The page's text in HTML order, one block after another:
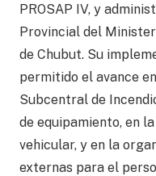
PROSAP IV, y
Provincial del
de Chubut. Su
permitido el avance
Subcentral de
de equipamiento, en
vehicular, y en la
externas para el